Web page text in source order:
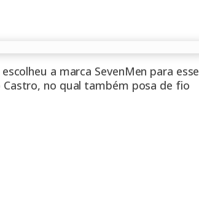
a marca SevenMen para esse
no qual também posa de fio